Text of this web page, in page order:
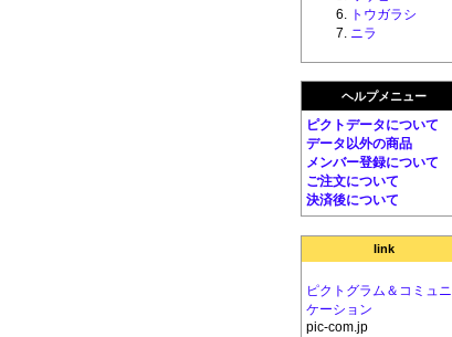
トウガラシ
ニラ
ヘルプメニュー
ピクトデータについて
データ以外の商品
メンバー登録について
ご注文について
決済後について
link
ピクトグラム＆コミュニ
ケーション
pic-com.jp